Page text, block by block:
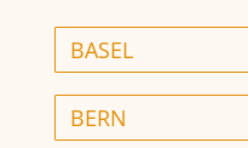
BASEL
BERN